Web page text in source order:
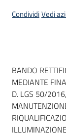
CondividiVedi
Dati del
BANDO
MEDIANTE
D. LGS 50/